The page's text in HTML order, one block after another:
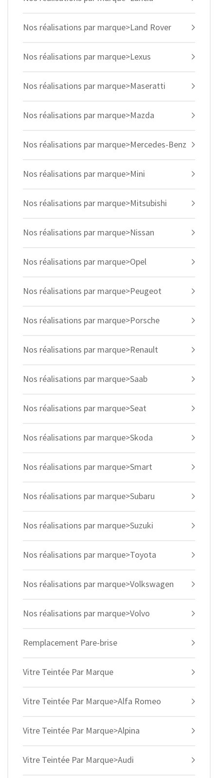
Nos réalisations par marque>Land Rover
Nos réalisations par marque>Lexus
Nos réalisations par marque>Maseratti
Nos réalisations par marque>Mazda
Nos réalisations par marque>Mercedes-Benz
Nos réalisations par marque>Mini
Nos réalisations par marque>Mitsubishi
Nos réalisations par marque>Nissan
Nos réalisations par marque>Opel
Nos réalisations par marque>Peugeot
Nos réalisations par marque>Porsche
Nos réalisations par marque>Renault
Nos réalisations par marque>Saab
Nos réalisations par marque>Seat
Nos réalisations par marque>Skoda
Nos réalisations par marque>Smart
Nos réalisations par marque>Subaru
Nos réalisations par marque>Suzuki
Nos réalisations par marque>Toyota
Nos réalisations par marque>Volkswagen
Nos réalisations par marque>Volvo
Remplacement Pare-brise
Vitre Teintée Par Marque
Vitre Teintée Par Marque>Alfa Romeo
Vitre Teintée Par Marque>Alpina
Vitre Teintée Par Marque>Audi